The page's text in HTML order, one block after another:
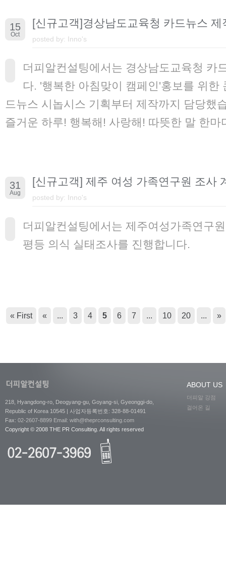
15
Oct
[신규고객]경상남도교육청 카드뉴스 제
posted by: Inno's
더피알컨설팅에서는 경상남도교육청 카
다. '행복한 아침맞이 캠페인'홍보를 위한
드뉴스 시놉시스 기획부터 제작까지 담당했
즐거운 하루! 행복해! 사랑해! 따뜻한 말 한마
31
Aug
[신규고객] 제주 여성 가족연구원 조사
posted by: Inno's
더피알컨설팅에서는 제주여성가족연구
평등 의식 실태조사를 진행합니다.
« First « ... 3 4 5 6 7 ... 10 20 ... »
218, Hyangdong-ro, Deogyang-gu, Goyang-si, Gyeonggi-do,
Republic of Korea 10545 | 사업자등록번호: 328-88-01491
Fax: 02-2607-8899 Email: with@theprconsulting.com
Copyright © 2008 THE PR Consulting. All rights reserved
ABOUT US
더피알 강점
걸어온 길